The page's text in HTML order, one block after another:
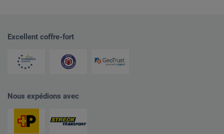
Excellent coffre-fort
Nous expédions avec